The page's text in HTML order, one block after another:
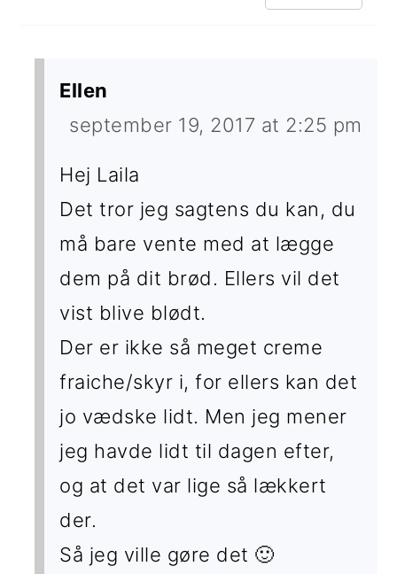
Ellen
september 19, 2017 at 2:25 pm
Hej Laila
Det tror jeg sagtens du kan, du
må bare vente med at lægge
dem på dit brød. Ellers vil det
vist blive blødt.
Der er ikke så meget creme
fraiche/skyr i, for ellers kan det
jo vædske lidt. Men jeg mener
jeg havde lidt til dagen efter,
og at det var lige så lækkert
der.
Så jeg ville gøre det 🙂